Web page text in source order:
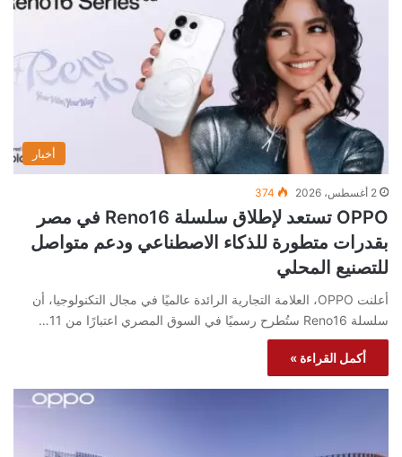
أخبار
2 أغسطس، 2026 374
OPPO تستعد لإطلاق سلسلة Reno16 في مصر
بقدرات متطورة للذكاء الاصطناعي ودعم متواصل
للتصنيع المحلي
أعلنت OPPO، العلامة التجارية الرائدة عالميًا في مجال التكنولوجيا، أن
سلسلة Reno16 ستُطرح رسميًا في السوق المصري اعتبارًا من 11…
أكمل القراءة »